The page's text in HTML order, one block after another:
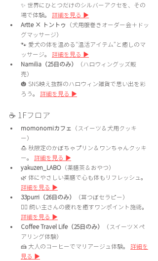
✨ 世界にひとつだけのシルバーアクセを、その
場で体験。 詳細を見る ▶
Artte × トントゥ （犬用腹巻きオーダー会＋ドッ
グマッサージ）
🐾 愛犬の体を温める“温活アイテム”と癒しのマ
ッサージ。 詳細を見る ▶
Namilia（25日のみ）
（ハロウィングッズ販
売）
🎃 SNS映え抜群のハロウィン雑貨で思い出を彩
ろう。 詳細を見る ▶
☕ 1Fフロア
momonomiカフェ （スイーツ＆犬用クッキ
ー）
🍮 秋限定のかぼちゃプリン＆ワンちゃんクッキ
ー。 詳細を見る ▶
yakuzen_LABO （薬膳茶＆おやつ）
🌿 体にやさしい薬膳で心も体もリフレッシュ。
詳細を見る ▶
33purri（26日のみ）
（耳つぼセラピー）
💆‍♀️ 飼い主さんの疲れを癒すワンポイント施術。
詳細を見る ▶
Coffee Travel Life（25日のみ）
（スイーツ×ペ
アリング体験）
🍰 大人のコーヒーでマリアージュ体験。 詳細を
見る ▶